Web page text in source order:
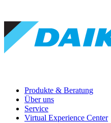
Produkte & Beratung
Über uns
Service
Virtual Experience Center